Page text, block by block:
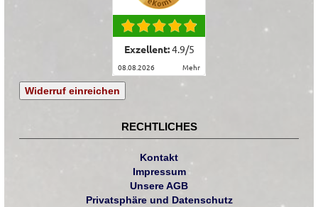
Exzellent:4.9/5
08.08.2026 mehr
Widerruf einreichen
RECHTLICHES
Kontakt
Impressum
Unsere AGB
Privatsphäre und Datenschutz